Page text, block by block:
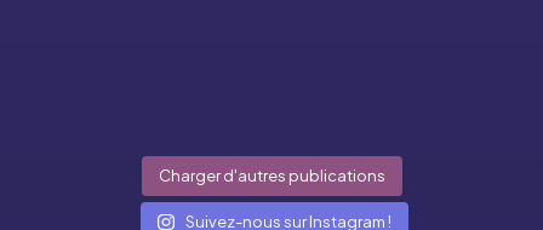
Charger d'autres publications
Suivez-nous sur Instagram !